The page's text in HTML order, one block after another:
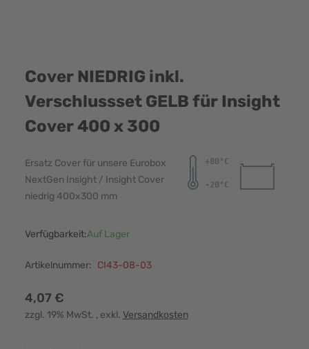
Cover NIEDRIG inkl.
Verschlussset GELB für Insight
Cover 400 x 300
Ersatz Cover für unsere Eurobox
NextGen Insight / Insight Cover
niedrig 400x300 mm
Verfügbarkeit:Auf Lager
Artikelnummer: CI43-08-03
4,07 €
zzgl. 19% MwSt. , exkl. Versandkosten